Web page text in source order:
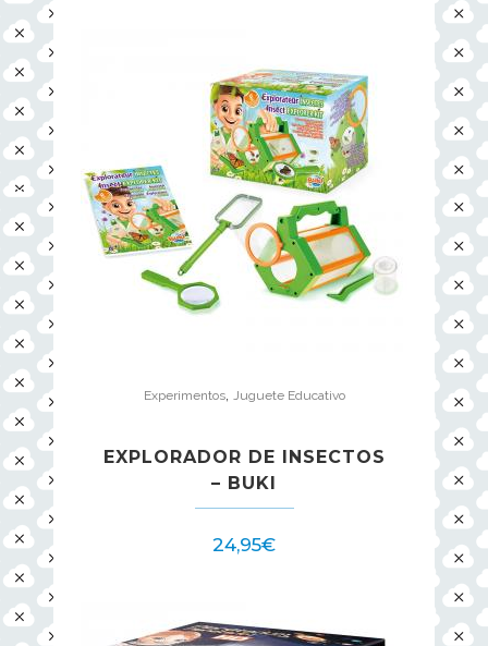
Experimentos, Juguete Educativo
EXPLORADOR DE INSECTOS
– BUKI
24,95€